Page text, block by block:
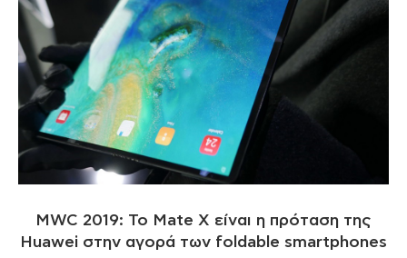
MWC 2019: To Mate X είναι η πρόταση της
Huawei στην αγορά των foldable smartphones